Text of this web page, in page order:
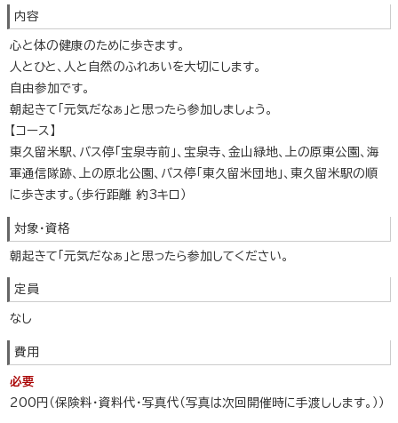
内容
心と体の健康のために歩きます。
人とひと、人と自然のふれあいを大切にします。
自由参加です。
朝起きて「元気だなぁ」と思ったら参加しましょう。
【コース】
東久留米駅、バス停「宝泉寺前」、宝泉寺、金山緑地、上の原東公園、海
軍通信隊跡、上の原北公園、バス停「東久留米団地」、東久留米駅の順
に歩きます。（歩行距離 約3キロ）
対象・資格
朝起きて「元気だなぁ」と思ったら参加してください。
定員
なし
費用
必要
200円（保険料・資料代・写真代（写真は次回開催時に手渡しします。））